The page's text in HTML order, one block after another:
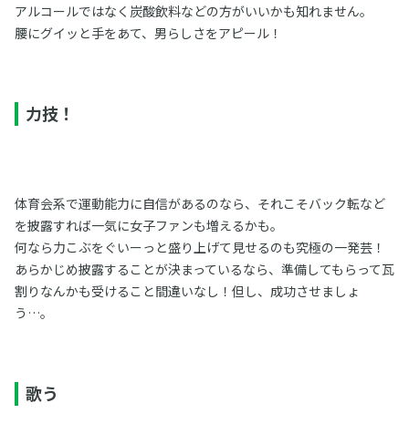
アルコールではなく炭酸飲料などの方がいいかも知れません。
腰にグイッと手をあて、男らしさをアピール！
力技！
体育会系で運動能力に自信があるのなら、それこそバック転など
を披露すれば一気に女子ファンも増えるかも。
何なら力こぶをぐいーっと盛り上げて見せるのも究極の一発芸！
あらかじめ披露することが決まっているなら、準備してもらって瓦
割りなんかも受けること間違いなし！但し、成功させましょ
う…。
歌う